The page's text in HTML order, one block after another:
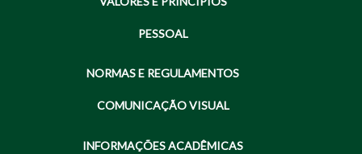
PESSOAL
NORMAS E REGULAMENTOS
COMUNICAÇÃO VISUAL
INFORMAÇÕES ACADÊMICAS